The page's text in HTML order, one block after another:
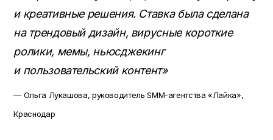
и креативные решения. Ставка была сделана
на трендовый дизайн, вирусные короткие
ролики, мемы, ньюсджекинг
и пользовательский контент»
— Ольга Лукашова, руководитель SMM-агентства «Лайка»,
Краснодар